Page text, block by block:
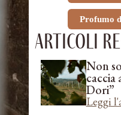
Profumo
Articoli
Non
caccia
Dori”
Leggi